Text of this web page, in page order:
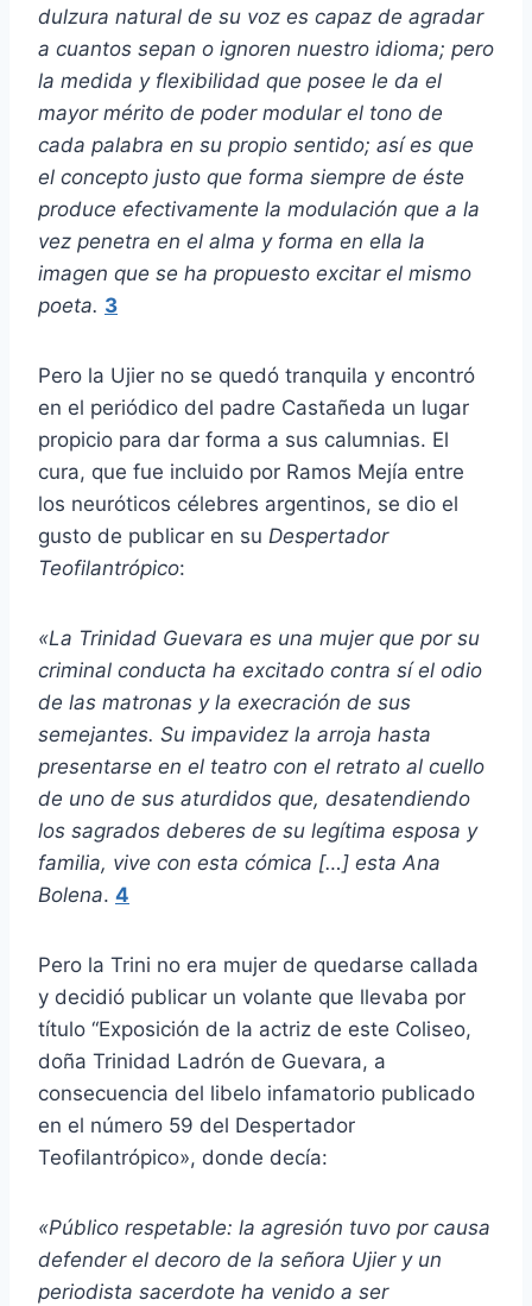
dulzura natural de su voz es capaz de agradar
a cuantos sepan o ignoren nuestro idioma; pero
la medida y flexibilidad que posee le da el
mayor mérito de poder modular el tono de
cada palabra en su propio sentido; así es que
el concepto justo que forma siempre de éste
produce efectivamente la modulación que a la
vez penetra en el alma y forma en ella la
imagen que se ha propuesto excitar el mismo
poeta. 3
Pero la Ujier no se quedó tranquila y encontró
en el periódico del padre Castañeda un lugar
propicio para dar forma a sus calumnias. El
cura, que fue incluido por Ramos Mejía entre
los neuróticos célebres argentinos, se dio el
gusto de publicar en su Despertador
Teofilantrópico:
«La Trinidad Guevara es una mujer que por su
criminal conducta ha excitado contra sí el odio
de las matronas y la execración de sus
semejantes. Su impavidez la arroja hasta
presentarse en el teatro con el retrato al cuello
de uno de sus aturdidos que, desatendiendo
los sagrados deberes de su legítima esposa y
familia, vive con esta cómica […] esta Ana
Bolena. 4
Pero la Trini no era mujer de quedarse callada
y decidió publicar un volante que llevaba por
título “Exposición de la actriz de este Coliseo,
doña Trinidad Ladrón de Guevara, a
consecuencia del libelo infamatorio publicado
en el número 59 del Despertador
Teofilantrópico», donde decía:
«Público respetable: la agresión tuvo por causa
defender el decoro de la señora Ujier y un
periodista sacerdote ha venido a ser